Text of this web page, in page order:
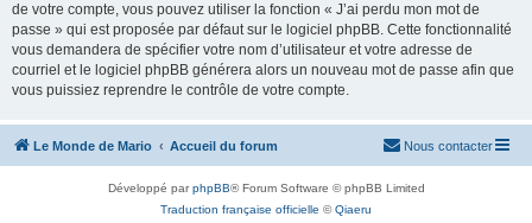
de votre compte, vous pouvez utiliser la fonction « J’ai perdu mon mot de
passe » qui est proposée par défaut sur le logiciel phpBB. Cette fonctionnalité
vous demandera de spécifier votre nom d’utilisateur et votre adresse de
courriel et le logiciel phpBB générera alors un nouveau mot de passe afin que
vous puissiez reprendre le contrôle de votre compte.
Le Monde de Mario Accueil du forum Nous contacter
Développé parphpBB® Forum Software © phpBB Limited
Traduction française officielle ©Qiaeru